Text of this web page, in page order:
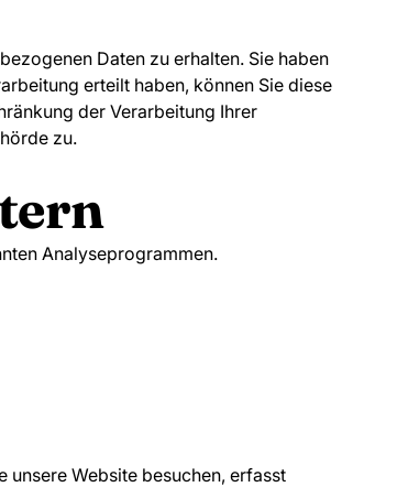
Daten zu erhalten. Sie haben
erteilt haben, können Sie diese
der Verarbeitung Ihrer
zu.
Analyseprogrammen.
unsere Website besuchen, erfasst